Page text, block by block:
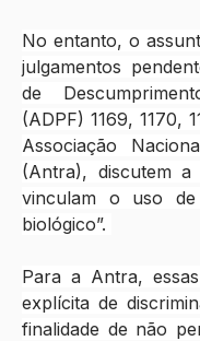
No entanto, o
julgamentos
de
(ADPF) 1169, 1170,
Associação
(Antra), discutem a
vinculam o uso
biológico”.
Para a Antra,
explícita de
finalidade de não